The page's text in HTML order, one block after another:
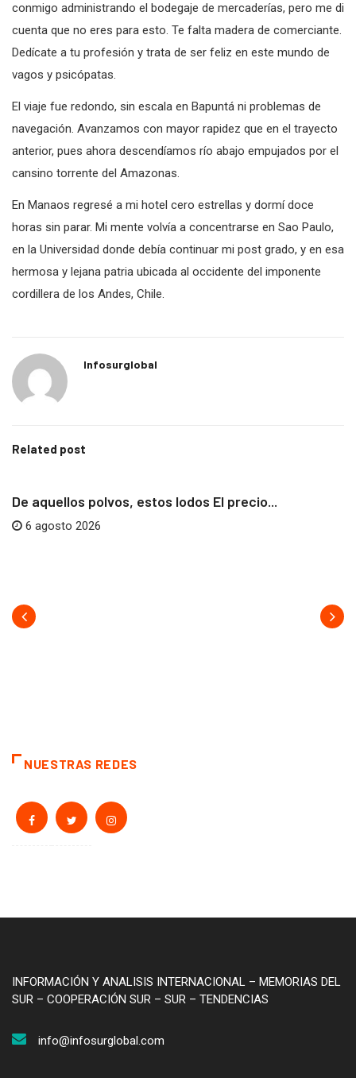
conmigo administrando el bodegaje de mercaderías, pero me di
cuenta que no eres para esto. Te falta madera de comerciante.
Dedícate a tu profesión y trata de ser feliz en este mundo de
vagos y psicópatas.
El viaje fue redondo, sin escala en Bapuntá ni problemas de
navegación. Avanzamos con mayor rapidez que en el trayecto
anterior, pues ahora descendíamos río abajo empujados por el
cansino torrente del Amazonas.
En Manaos regresé a mi hotel cero estrellas y dormí doce
horas sin parar. Mi mente volvía a concentrarse en Sao Paulo,
en la Universidad donde debía continuar mi post grado, y en esa
hermosa y lejana patria ubicada al occidente del imponente
cordillera de los Andes, Chile.
Infosurglobal
Related post
De aquellos polvos, estos lodos El precio...
6 agosto 2026
NUESTRAS REDES
INFORMACIÓN Y ANALISIS INTERNACIONAL – MEMORIAS DEL
SUR – COOPERACIÓN SUR – SUR – TENDENCIAS
info@infosurglobal.com